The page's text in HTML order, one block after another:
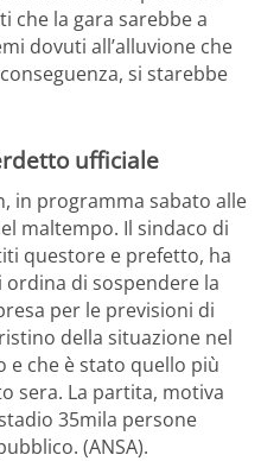
che la gara sarebbe a
dovuti all’alluvione che
si starebbe
ufficiale
in programma sabato alle
maltempo. Il sindaco di
questore e prefetto, ha
di sospendere la
per le previsioni di
della situazione nel
e che è stato quello più
sera. La partita, motiva
35mila persone
(ANSA).